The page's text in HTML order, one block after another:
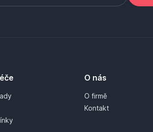
O nás
O firmě
Kontakt